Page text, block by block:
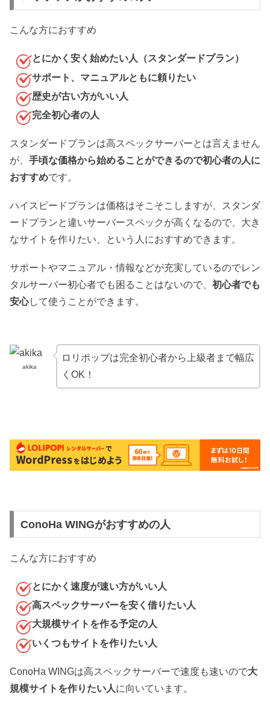
こんな方におすすめ
とにかく安く始めたい人（スタンダードプラン）
サポート、マニュアルともに頼りたい
歴史が古い方がいい人
完全初心者の人
スタンダードプランは高スペックサーバーとは言えません
が、 手頃な価格から始めることができるので初心者の人に
おすすめです。
ハイスピードプランは価格はそこそこしますが、スタンダ
ードプランと違いサーバースペックが高くなるので、大き
なサイトを作りたい、という人におすすめできます。
サポートやマニュアル・情報などが充実しているのでレン
タルサーバー初心者でも困ることはないので、 初心者でも
安心して使うことができます。
akika
ロリポップは完全初心者から上級者まで幅広
くOK！
ConoHa WINGがおすすめの人
こんな方におすすめ
とにかく速度が速い方がいい人
高スペックサーバーを安く借りたい人
大規模サイトを作る予定の人
いくつもサイトを作りたい人
ConoHa WINGは高スペックサーバーで速度も速いので大
規模サイトを作りたい人に向いています。